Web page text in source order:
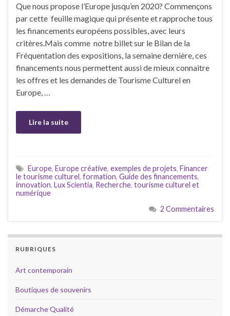
Que nous propose l’Europe jusqu’en 2020? Commençons
par cette feuille magique qui présente et rapproche tous
les financements européens possibles, avec leurs
critères.Mais comme notre billet sur le Bilan de la
Fréquentation des expositions, la semaine dernière, ces
financements nous permettent aussi de mieux connaitre
les offres et les demandes de Tourisme Culturel en
Europe, …
Lire la suite
Europe, Europe créative, exemples de projets, Financer
le tourisme culturel, formation, Guide des financements,
innovation, Lux Scientia, Recherche, tourisme culturel et
numérique
2 Commentaires
RUBRIQUES
Art contemporain
Boutiques de souvenirs
Démarche Qualité